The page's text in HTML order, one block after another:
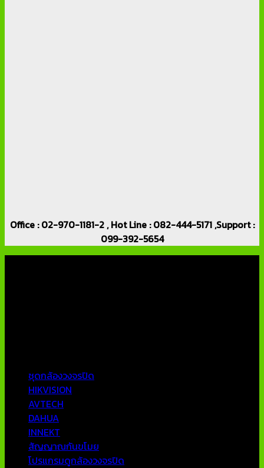
Office : 02-970-1181-2 , Hot Line : 082-444-5171 ,Support :
099-392-5654
ชุดกล้องวงจรปิด
HIKVISION
AVTECH
DAHUA
INNEKT
สัญญาณกันขโมย
โปรแกรมดูกล้องวงจรปิด